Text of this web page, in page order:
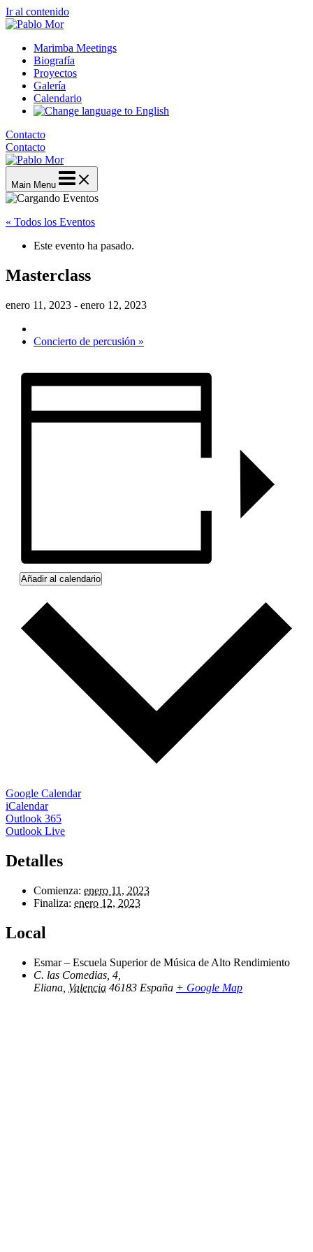
Ir al contenido
Marimba Meetings
Biografía
Proyectos
Galería
Calendario
Contacto
Contacto
Main Menu
« Todos los Eventos
Este evento ha pasado.
Masterclass
enero 11, 2023 - enero 12, 2023
Concierto de percusión »
Añadir al calendario
Google Calendar
iCalendar
Outlook 365
Outlook Live
Detalles
Comienza: enero 11, 2023
Finaliza: enero 12, 2023
Local
Esmar – Escuela Superior de Música de Alto Rendimiento
C. las Comedias, 4,
Eliana Valencia 46183 España + Google Map